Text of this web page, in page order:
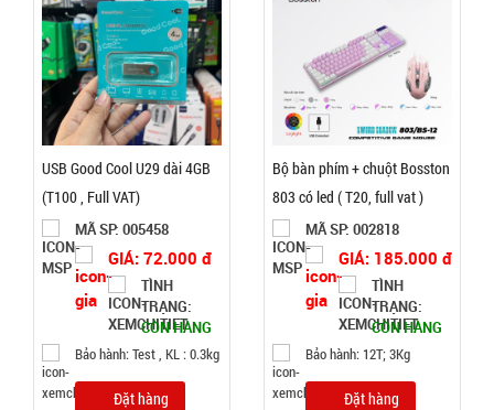
29.000 đ
TÌNH
CÒN HÀNG
hành:
Test
hàng
USB Good Cool U29 dài 4GB
(T100 , Full VAT)
MÃ SP: 005458
GIÁ: 72.000 đ
TÌNH
TRẠNG:
CÒN HÀNG
Bảo hành: Test , KL : 0.3kg
Đặt hàng
Bộ bàn phím + chuột Bosston
803 có led ( T20, full vat )
MÃ SP: 002818
GIÁ: 185.000 đ
TÌNH
TRẠNG:
CÒN HÀNG
Bảo hành: 12T; 3Kg
Đặt hàng